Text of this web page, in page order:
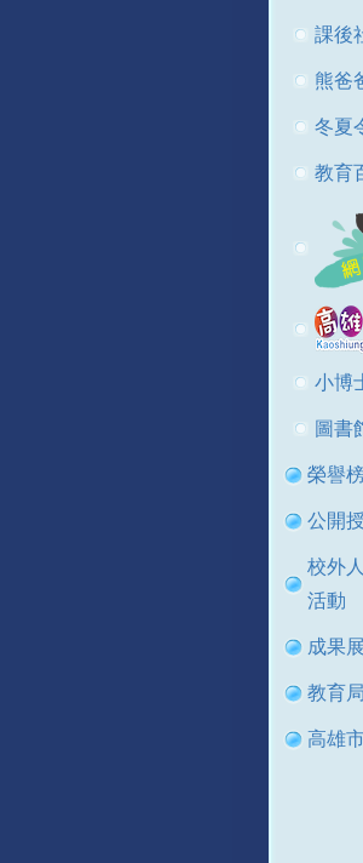
課後
熊爸
冬夏
教育
小博
圖書
榮譽
公開
校外
活動
成果
教育
高雄